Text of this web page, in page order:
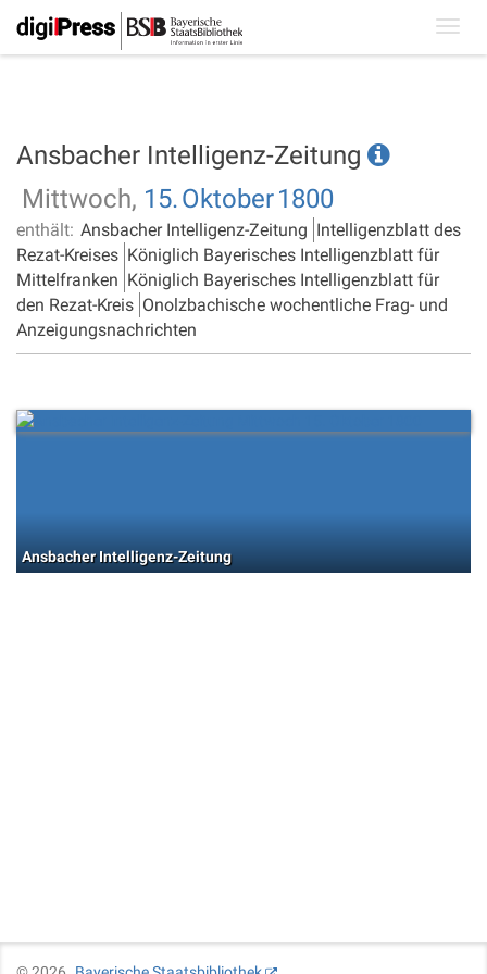
Ansbacher Intelligenz-Zeitung
Mittwoch, 15.Oktober1800
enthält: Ansbacher Intelligenz-Zeitung Intelligenzblatt des
Rezat-Kreises Königlich Bayerisches Intelligenzblatt für
Mittelfranken Königlich Bayerisches Intelligenzblatt für
den Rezat-Kreis Onolzbachische wochentliche Frag- und
Anzeigungsnachrichten
Ansbacher Intelligenz-Zeitung